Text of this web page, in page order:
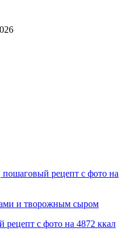
пошаговый рецепт с фото на
и творожным сыром
с фото на 4872 ккал